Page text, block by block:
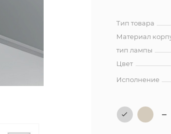
Тип товара
Материал
тип лампы
Цвет
Исполнение